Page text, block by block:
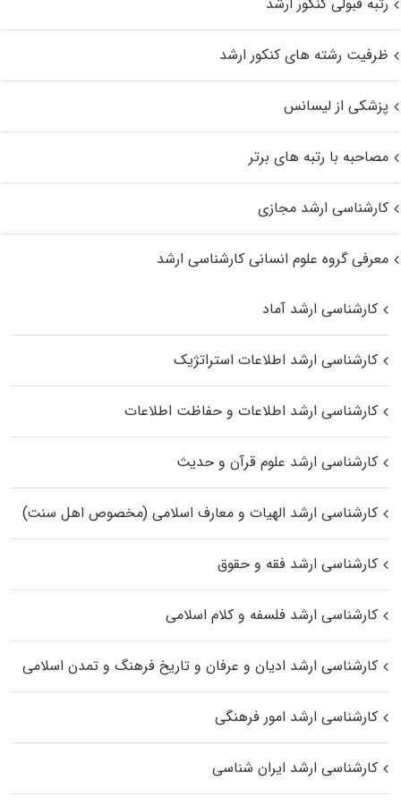
ظرفیت رشته های کنکور ارشد
پزشکی از لیسانس
مصاحبه با رتبه های برتر
کارشناسی ارشد مجازی
معرفی گروه علوم انسانی کارشناسی ارشد
کارشناسی ارشد آماد
کارشناسی ارشد اطلاعات استراتژیک
کارشناسی ارشد اطلاعات و حفاظت اطلاعات
کارشناسی ارشد علوم قرآن و حدیث
کارشناسی ارشد الهیات و معارف اسلامی (مخصوص اهل سنت)
کارشناسی ارشد فقه و حقوق
کارشناسی ارشد فلسفه و کلام اسلامی
کارشناسی ارشد ادیان و عرفان و تاریخ فرهنگ و تمدن اسلامی
کارشناسی ارشد امور فرهنگی
کارشناسی ارشد ایران شناسی